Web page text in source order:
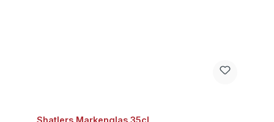
Shatlers Markenglas 35cl